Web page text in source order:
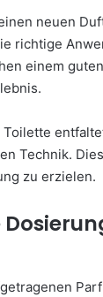
neuen
richtige
einem
Toilette
Technik.
zu erzielen.